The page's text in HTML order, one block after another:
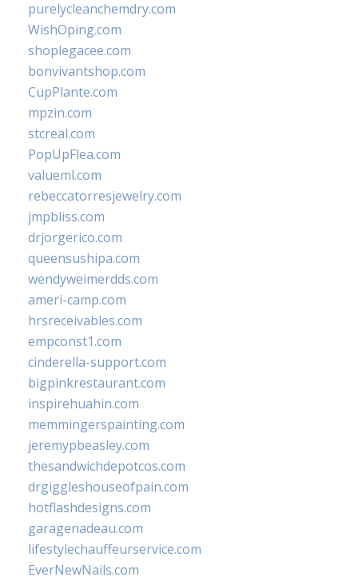
purelycleanchemdry.com
WishOping.com
shoplegacee.com
bonvivantshop.com
CupPlante.com
mpzin.com
stcreal.com
PopUpFlea.com
valueml.com
rebeccatorresjewelry.com
jmpbliss.com
drjorgerico.com
queensushipa.com
wendyweimerdds.com
ameri-camp.com
hrsreceivables.com
empconst1.com
cinderella-support.com
bigpinkrestaurant.com
inspirehuahin.com
memmingerspainting.com
jeremypbeasley.com
thesandwichdepotcos.com
drgiggleshouseofpain.com
hotflashdesigns.com
garagenadeau.com
lifestylechauffeurservice.com
EverNewNails.com